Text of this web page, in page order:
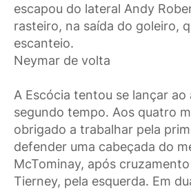
escapou do lateral Andy
rasteiro, na saída do goleiro,
escanteio.
Neymar de volta
A Escócia tentou se lançar ao
segundo tempo. Aos quatro
obrigado a trabalhar pela
defender uma cabeçada do
McTominay, após
Tierney, pela esquerda. Em